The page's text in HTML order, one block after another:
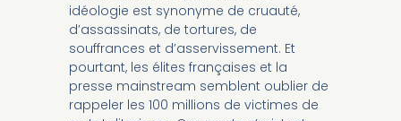
idéologie est synonyme de cruauté,
d’assassinats, de tortures, de
souffrances et d’asservissement. Et
pourtant, les élites françaises et la
presse mainstream semblent oublier de
rappeler les 100 millions de victimes de